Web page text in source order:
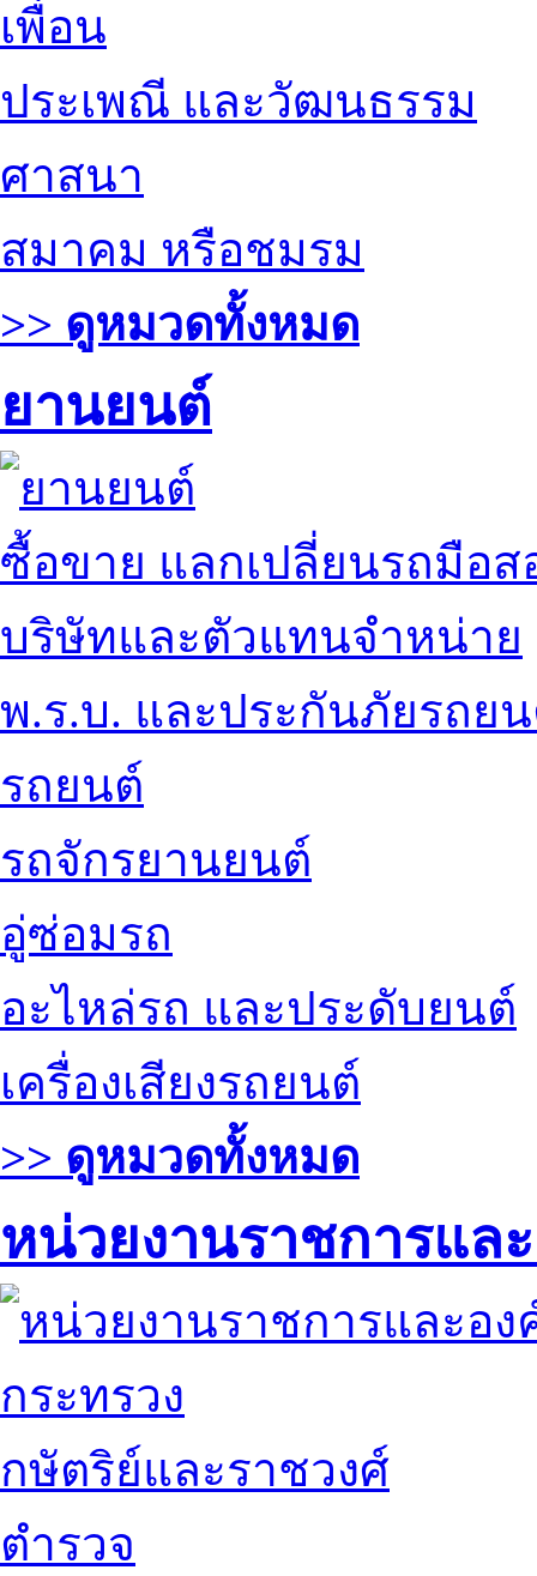
เพื่อน
ประเพณี และวัฒนธรรม
ศาสนา
สมาคม หรือชมรม
>> ดูหมวดทั้งหมด
ยานยนต์
ซื้อขาย แลกเปลี่ยนรถมือส
บริษัทและตัวแทนจำหน่าย
พ.ร.บ. และประกันภัยรถย
รถยนต์
รถจักรยานยนต์
อู่ซ่อมรถ
อะไหล่รถ และประดับยนต์
เครื่องเสียงรถยนต์
>> ดูหมวดทั้งหมด
หน่วยงานราชการแล
กระทรวง
กษัตริย์และราชวงศ์
ตำรวจ